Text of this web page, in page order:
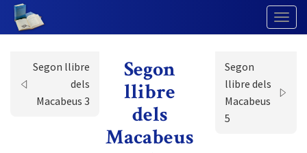
Segon llibre
dels
Macabeus 3
Segon
llibre
dels
Macabeus
Segon
llibre dels
Macabeus
5